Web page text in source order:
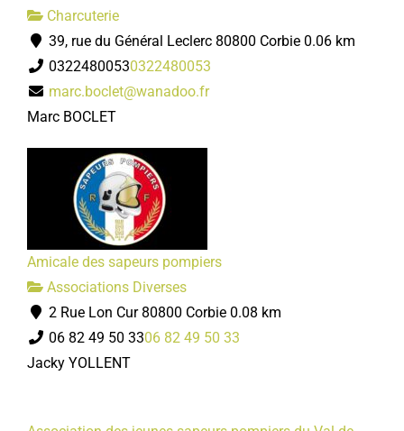
Charcuterie
39, rue du Général Leclerc 80800 Corbie 0.06 km
03224800530322480053
marc.boclet@wanadoo.fr
Marc BOCLET
Amicale des sapeurs pompiers
Associations Diverses
2 Rue Lon Cur 80800 Corbie 0.08 km
06 82 49 50 3306 82 49 50 33
Jacky YOLLENT